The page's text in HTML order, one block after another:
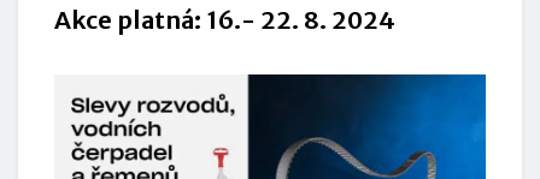
Akce platná: 16.- 22. 8. 2024